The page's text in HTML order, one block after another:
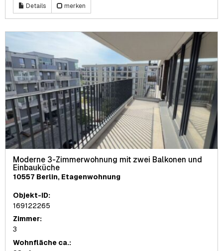
Details merken
Moderne 3-Zimmerwohnung mit zwei Balkonen und
Einbauküche
10557 Berlin, Etagenwohnung
Objekt-ID:
169122265
Zimmer:
3
Wohnfläche ca.: